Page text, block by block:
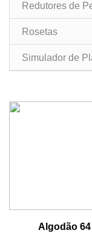
Redutores de
Rosetas
Simulador de
Algodão